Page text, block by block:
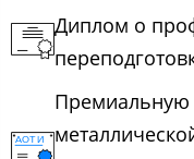
Диплом о
Премиальную